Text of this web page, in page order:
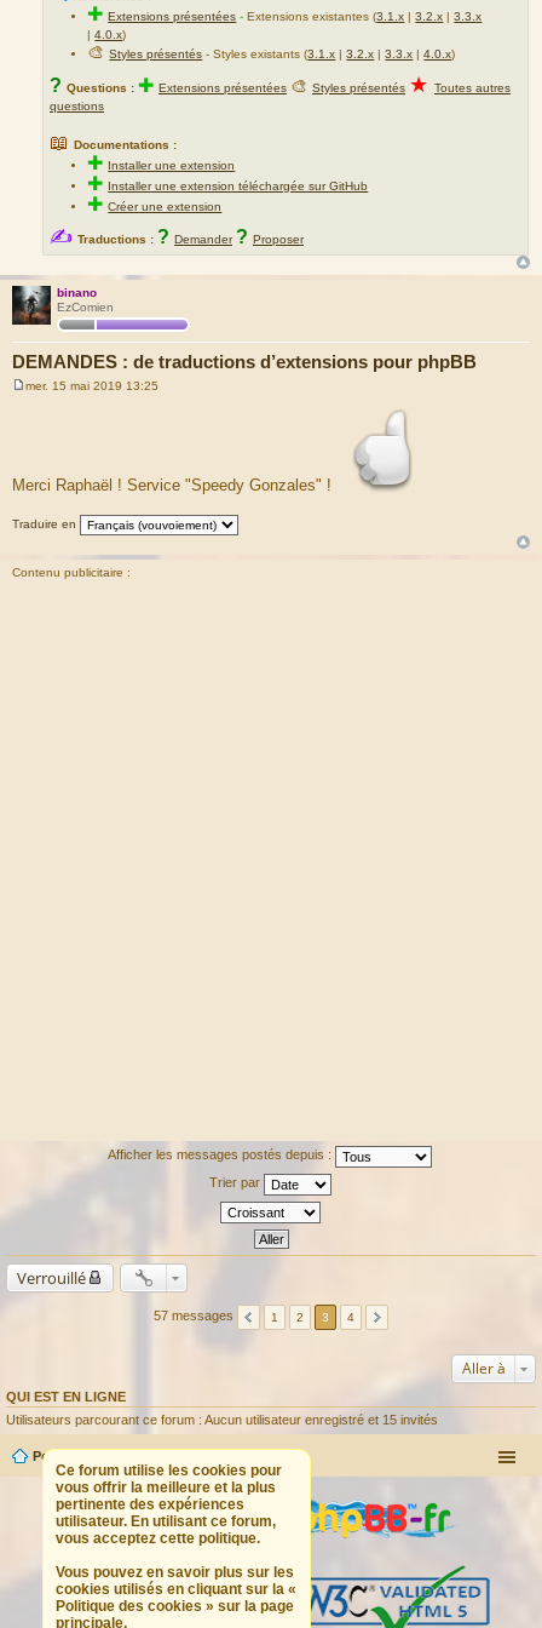
✚Extensions présentées -Extensions existantes (3.1.x |3.2.x |3.3.x
|4.0.x)
🎨Styles présentés - Styles existants (3.1.x |3.2.x |3.3.x |4.0.x)
? Questions : ✚ Extensions présentées 🎨 Styles présentés ★ Toutes autres
questions
📖 Documentations :
✚ Installer une extension
✚ Installer une extension téléchargée sur GitHub
✚Créer une extension
✍ Traductions : ? Demander ? Proposer
binano
EzComien
DEMANDES : de traductions d’extensions pour phpBB
e
mer. 15 mai 2019 13:25
Merci Raphaël ! Service "Speedy Gonzales" !
Traduire en
Contenu publicitaire :
Afficher les messages postés depuis :
Trier par
Verrouillé
57 messages 1 2 3 4
Aller à
QUI EST EN LIGNE
Utilisateurs parcourant ce forum : Aucun utilisateur enregistré et 15 invités
Ce forum utilise les cookies pour
vous offrir la meilleure et la plus
pertinente des expériences
utilisateur. En utilisant ce forum,
vous acceptez cette politique.
Vous pouvez en savoir plus sur les
cookies utilisés en cliquant sur la «
Politique des cookies » sur la page
principale.
Portail